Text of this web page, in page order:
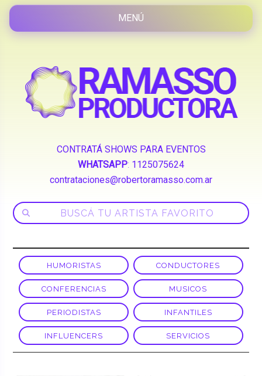
CONTRATÁ SHOWS PARA EVENTOS
WHATSAPP: 1125075624
contrataciones@robertoramasso.com.ar
HUMORISTAS CONDUCTORES
CONFERENCIAS MUSICOS
PERIODISTAS INFANTILES
INFLUENCERS SERVICIOS